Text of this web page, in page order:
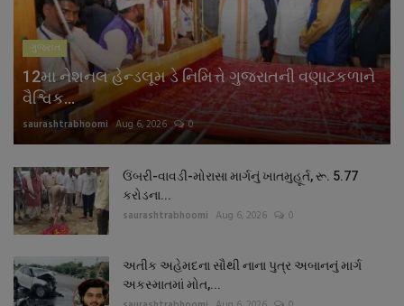
ગુજરાત
12મા નેશનલ હેન્ડલૂમ ડે નિમિત્તે ગુજરાતની વણાટકળાને
વૈશ્વિક...
saurashtrabhoomi Aug 6, 2026 0
ઉંબરી-વાવડી-મોરાસા માર્ગનું ખાતમુહૂર્ત, રૂ. 5.77
કરોડના...
saurashtrabhoomi Aug 6, 2026 0
અતીક અહેમદના સૌથી નાના પુત્ર અબાનનું માર્ગ
અકસ્માતમાં મોત,...